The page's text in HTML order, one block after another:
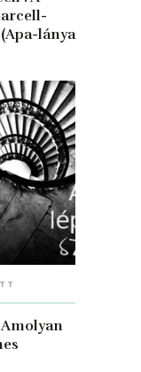
lánya